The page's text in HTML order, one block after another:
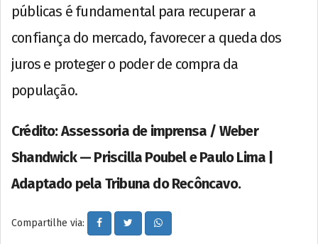
públicas é fundamental para recuperar a
confiança do mercado, favorecer a queda dos
juros e proteger o poder de compra da
população.
Crédito: Assessoria de imprensa / Weber
Shandwick — Priscilla Poubel e Paulo Lima |
Adaptado pela Tribuna do Recôncavo.
Compartilhe via: